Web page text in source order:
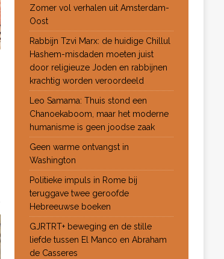
Zomer vol verhalen uit Amsterdam-
Oost
Rabbijn Tzvi Marx: de huidige Chillul
Hashem-misdaden moeten juist
door religieuze Joden en rabbijnen
krachtig worden veroordeeld
Leo Samama: Thuis stond een
Chanoekaboom, maar het moderne
humanisme is geen joodse zaak
Geen warme ontvangst in
Washington
Politieke impuls in Rome bij
teruggave twee geroofde
Hebreeuwse boeken
GJRTRT+ beweging en de stille
liefde tussen El Manco en Abraham
de Casseres